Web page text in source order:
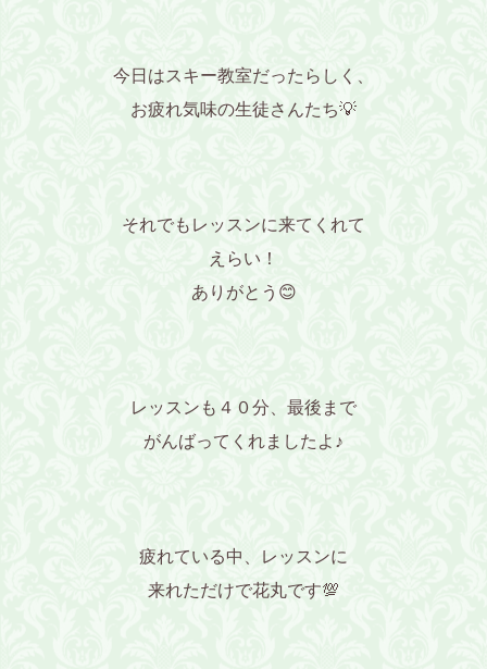
今日はスキー教室だったらしく、
お疲れ気味の生徒さんたち💡
それでもレッスンに来てくれて
えらい！
ありがとう😊
レッスンも４０分、最後まで
がんばってくれましたよ♪
疲れている中、レッスンに
来れただけで花丸です💯